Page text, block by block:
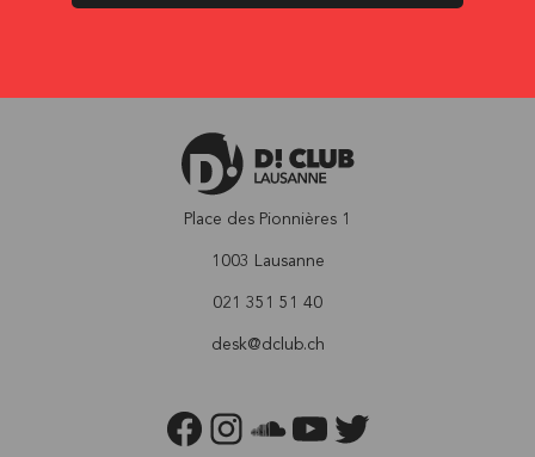
Place des Pionnières 1
1003 Lausanne
021 351 51 40
desk@dclub.ch
FACEBOOKINSTAGRAM
SOUNDCLOUD
YOUTUBETWITTER